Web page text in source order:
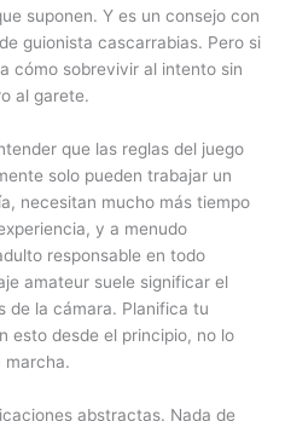
suponen. Y es un consejo con
guionista cascarrabias. Pero si
cómo sobrevivir al intento sin
al garete.
que las reglas del juego
solo pueden trabajar un
necesitan mucho más tiempo
y a menudo
responsable en todo
amateur suele significar el
de la cámara. Planifica tu
esto desde el principio, no lo
marcha.
abstractas. Nada de